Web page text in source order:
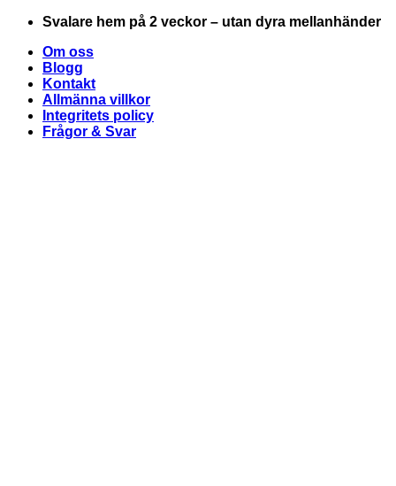
Skip
content
Svalare hem på 2 veckor – utan dyra mellanhänder
Om oss
Blogg
Kontakt
Allmänna villkor
Integritets policy
Frågor & Svar